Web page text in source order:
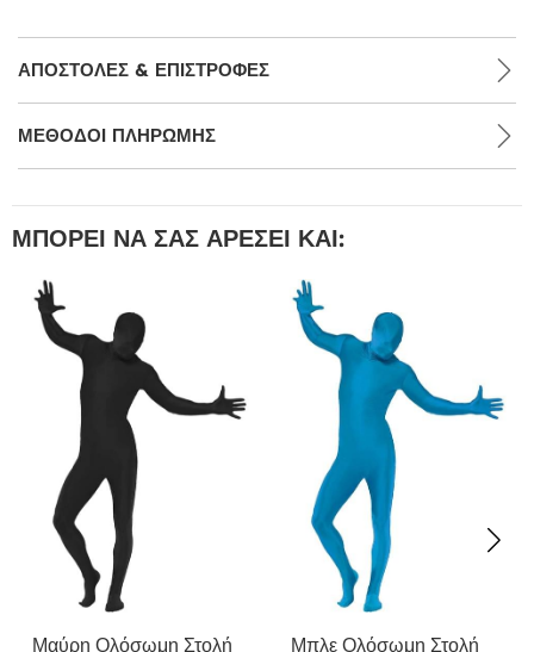
ΑΠΟΣΤΟΛΈΣ & ΕΠΙΣΤΡΟΦΈΣ
ΜΕΘΌΔΟΙ ΠΛΗΡΩΜΉΣ
ΜΠΟΡΕΊ ΝΑ ΣΑΣ ΑΡΈΣΕΙ ΚΑΙ:
Μαύρη Ολόσωμη Στολή Μπλε Ολόσωμη Στολή